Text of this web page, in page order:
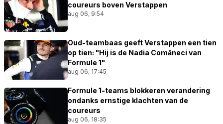
coureurs boven Verstappen
aug 06, 9:54
Oud-teambaas geeft Verstappen een tien
op tien: "Hij is de Nadia Comăneci van
Formule 1"
aug 06, 17:45
Formule 1-teams blokkeren verandering
ondanks ernstige klachten van de
coureurs
aug 06, 18:35